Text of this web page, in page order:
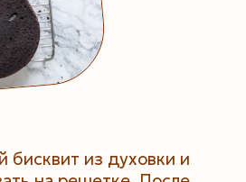
бисквит из духовки и